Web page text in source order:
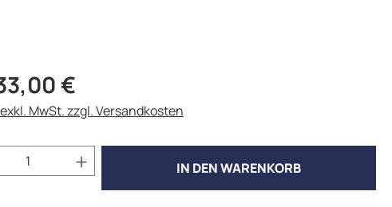
Preis: €
MwSt. zzgl. Versandkosten
Anzahl: Gib den gewünschten Wert
IN DEN WARENKORB